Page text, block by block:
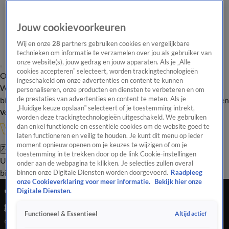
Overzicht Onze programma's Uitzendingen Onze gezichten
In de
WandelgangenInterviewsUitzending
bijwonenPodcastShopVeelgestelde vragenKijkersvraag insturen
Volg Vandaag Inside
Zoeken
UitzendingenVandaag InsideDe OranjezomerShopUitzending
bijwonen
'Of Mvogo mijn keeper blijft? Dat kan ik niet
garanderen'
6 feb 2022, 00:07
Jouw cookievoorkeuren
Wij en onze28 partners gebruiken cookies en vergelijkbare
technieken om informatie te verzamelen over jou als gebruiker van
onze website(s), jouw gedrag en jouw apparaten. Als je „Alle
cookies accepteren” selecteert, worden trackingtechnologieën
ingeschakeld om onze advertenties en content te kunnen
personaliseren, onze producten en diensten te verbeteren en om
de prestaties van advertenties en content te meten. Als je
„Huidige keuze opslaan” selecteert of je toestemming intrekt,
worden deze trackingtechnologieën uitgeschakeld. We gebruiken
dan enkel functionele en essentiële cookies om de website goed te
laten functioneren en veilig te houden. Je kunt dit menu op ieder
moment opnieuw openen om je keuzes te wijzigen of om je
toestemming in te trekken door op de link Cookie-instellingen
onder aan de webpagina te klikken. Je selecties zullen overal
binnen onze Digitale Diensten worden doorgevoerd. Raadpleeg
onze Cookieverklaring voor meer informatie.
Bekijk hier onze
Digitale Diensten.
Functioneel & Essentieel Altijd actief